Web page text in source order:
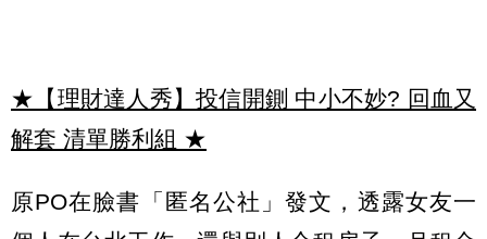
★【理財達人秀】投信開鍘 中小不妙? 回血又
解套 清單勝利組 ★
原PO在臉書「匿名公社」發文，透露女友一